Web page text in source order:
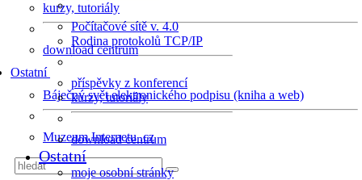
kurzy, tutoriály
download centrum
Ostatní
Báječný svět elektronického podpisu (kniha a web)
Muzeum Internetu .cz
Počítačové sítě v. 4.0
Rodina protokolů TCP/IP
příspěvky z konferencí
kurzy, tutoriály
download centrum
Ostatní
moje osobní stránky